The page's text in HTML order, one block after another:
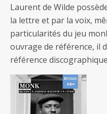
Laurent de Wilde
la lettre et par la voix,
particularités du jeu
ouvrage de référence, il
référence